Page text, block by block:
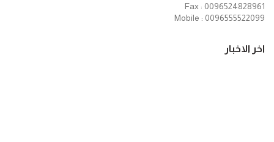
Fax : 0096524828961
Mobile : 0096555522099
اخر الاخبار